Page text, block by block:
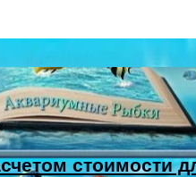
стоимости